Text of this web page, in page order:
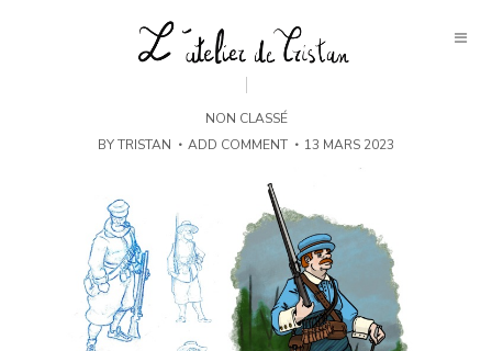
NON CLASSÉ
BYTRISTAN ADD COMMENT 13 MARS 2023